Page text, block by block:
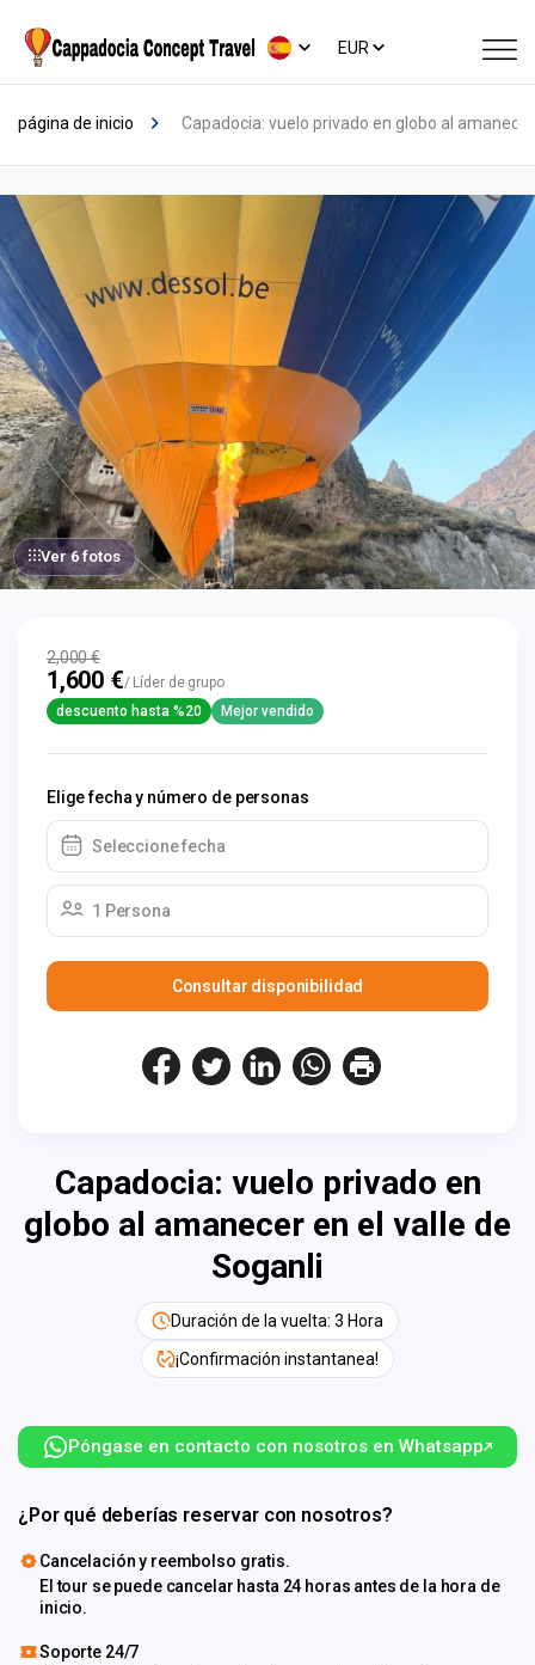
EUR
página de inicio Capadocia: vuelo privado en globo al
Ver 6 fotos
2,000 €
1,600 €/ Líder de grupo
descuento hasta %20
Mejor vendido
Elige fecha y número de personas
Seleccione fecha
1 Persona
Consultar disponibilidad
Capadocia: vuelo privado en
globo al amanecer en el valle de
Soganli
Duración de la vuelta: 3 Hora
¡Confirmación instantanea!
Póngase en contacto con nosotros en Whatsapp
¿Por qué deberías reservar con nosotros?
Cancelación y reembolso gratis.
El tour se puede cancelar hasta 24 horas antes de la hora de
inicio.
Soporte 24/7